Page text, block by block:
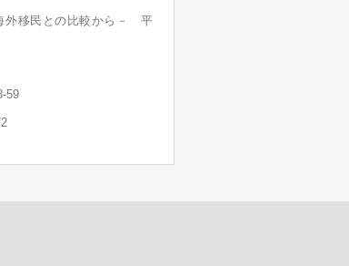
外移民との比較から－ 平
59